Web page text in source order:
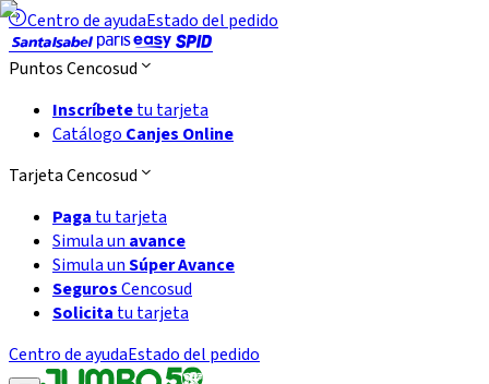
Centro de ayudaEstado del pedido
Puntos Cencosud
Inscríbetetu tarjeta
Catálogo Canjes Online
Tarjeta Cencosud
Paga tu tarjeta
Simula un avance
Simula unSúper Avance
SegurosCencosud
Solicita tu tarjeta
Centro de ayudaEstado del pedido